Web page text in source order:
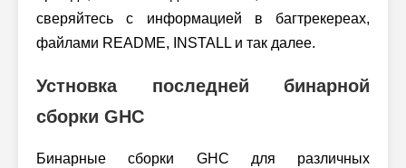
сверяйтесь с информацией в багтрекереах,
файлами README, INSTALL и так далее.
Устновка последней бинарной
сборки GHC
Бинарные сборки GHC для различных